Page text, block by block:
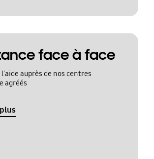
face à face
l'aide auprès de nos centres
agréés